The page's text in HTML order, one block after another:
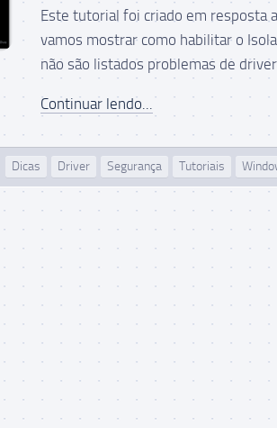
Este tutorial foi criado em resposta
vamos mostrar como habilitar o
não são listados problemas de
Continuar lendo...
Dicas Driver Segurança Tutoriais